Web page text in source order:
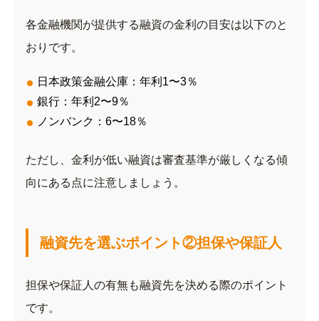
各金融機関が提供する融資の金利の目安は以下のと
おりです。
日本政策金融公庫：年利1〜3％
銀行：年利2〜9％
ノンバンク：6〜18％
ただし、金利が低い融資は審査基準が厳しくなる傾
向にある点に注意しましょう。
融資先を選ぶポイント②担保や保証人
担保や保証人の有無も融資先を決める際のポイント
です。